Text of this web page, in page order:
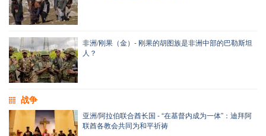
非洲/刚果（金）- 刚果的胡图族是非洲中部的巴勒斯坦
人？
战争
亚洲/阿拉伯联合酋长国 - “在基督内成为一体”：迪拜阿
联酋各教会共同为和平祈祷